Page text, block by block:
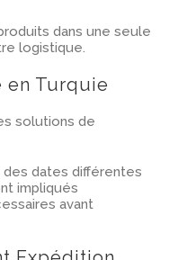
dans une seule
logistique.
en Turquie
solutions de
dates différentes
impliqués
avant